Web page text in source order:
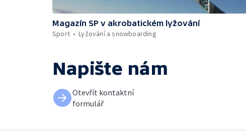
Magazín SP v akrobatickém lyžování
Sport
Lyžování a snowboarding
Napište nám
Otevřít kontaktní
formulář